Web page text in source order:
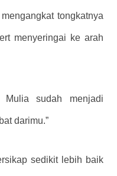
tongkatnya
menyeringai ke arah
Mulia sudah menjadi
darimu.”
sedikit lebih baik